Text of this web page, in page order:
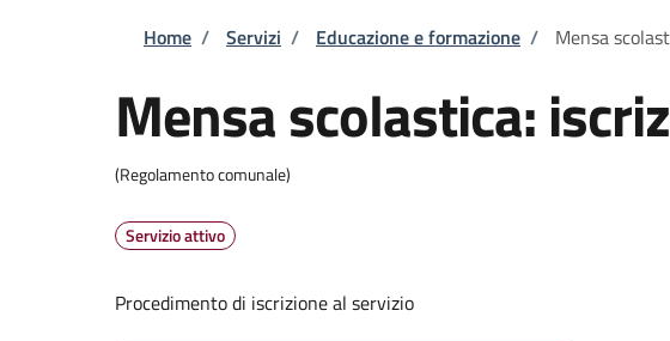
Briciole di pane
Home / Servizi / Educazione e formazione / Mensa
Mensa scolastica:
(Regolamento comunale)
Servizio attivo
Procedimento di iscrizione al servizio